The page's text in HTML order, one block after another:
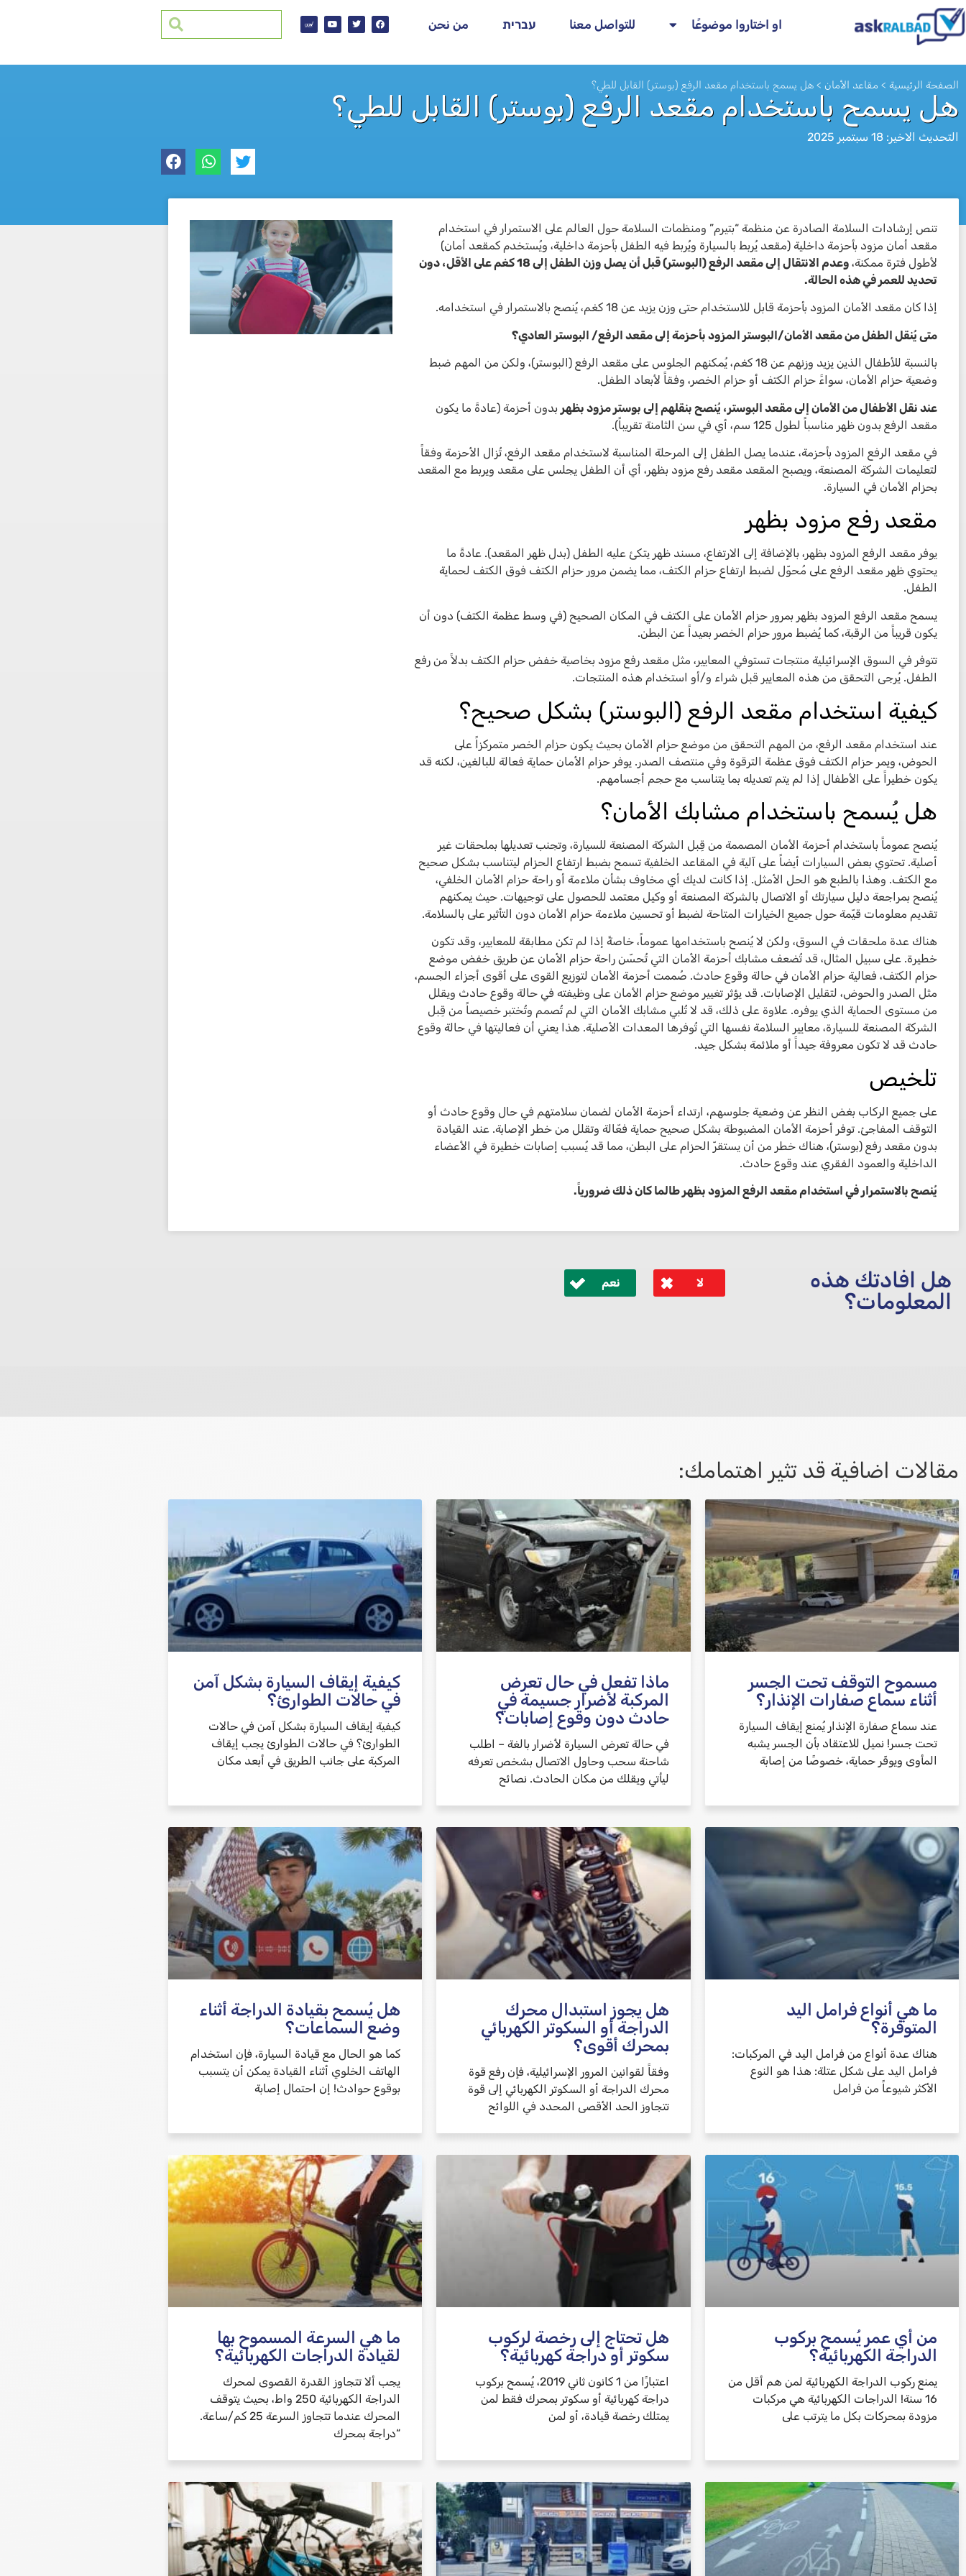
او اختاروا موضوعًا للتواصل معنا עברית من نحن
الصفحة الرئيسية > مقاعد الأمان > هل يسمح باستخدام مقعد الرفع (بوستر) القابل للطي؟
هل يسمح باستخدام مقعد الرفع (بوستر) القابل للطي؟
التحديث الاخير: 18 سبتمبر 2025
לא
تنص إرشادات السلامة الصادرة عن منظمة “بتيرم” ومنظمات السلامة حول العالم على الاستمرار في استخدام
مقعد أمان مزود بأحزمة داخلية (مقعد يُربط بالسيارة ويُربط فيه الطفل بأحزمة داخلية، ويُستخدم كمقعد أمان)
لأطول فترة ممكنة،
وعدم الانتقال إلى مقعد الرفع (البوستر) قبل أن يصل وزن الطفل إلى 18 كغم على الأقل، دون
تحديد للعمر في هذه الحالة.
إذا كان مقعد الأمان المزود بأحزمة قابل للاستخدام حتى وزن يزيد عن 18 كغم، يُنصح بالاستمرار في استخدامه.
متى يُنقل الطفل من مقعد الأمان/البوستر المزود بأحزمة إلى مقعد الرفع/ البوستر العادي؟
بالنسبة للأطفال الذين يزيد وزنهم عن 18 كغم، يُمكنهم الجلوس على مقعد الرفع (البوستر)، ولكن من المهم ضبط
وضعية حزام الأمان، سواءً حزام الكتف أو حزام الخصر، وفقاً لأبعاد الطفل.
عند نقل الأطفال من الأمان إلى مقعد البوستر، يُنصح بنقلهم إلى بوستر مزود بظهر بدون أحزمة (عادةً ما يكون
مقعد الرفع بدون ظهر مناسباً لطول 125 سم، أي في سن الثامنة تقريباً).
في مقعد الرفع المزود بأحزمة، عندما يصل الطفل إلى المرحلة المناسبة لاستخدام مقعد الرفع، تُزال الأحزمة وفقاً
لتعليمات الشركة المصنعة، ويصبح المقعد مقعد رفع مزود بظهر، أي أن الطفل يجلس على مقعد ويربط مع المقعد
بحزام الأمان في السيارة.
مقعد رفع مزود بظهر
يوفر مقعد الرفع المزود بظهر، بالإضافة إلى الارتفاع، مسند ظهر يتكئ عليه الطفل (بدل ظهر المقعد). عادةً ما
يحتوي ظهر مقعد الرفع على مُحوّل لضبط ارتفاع حزام الكتف، مما يضمن مرور حزام الكتف فوق الكتف لحماية
الطفل.
يسمح مقعد الرفع المزود بظهر بمرور حزام الأمان على الكتف في المكان الصحيح (في وسط عظمة الكتف) دون أن
يكون قريباً من الرقبة، كما يُضبط مرور حزام الخصر بعيداً عن البطن.
تتوفر في السوق الإسرائيلية منتجات تستوفي المعايير، مثل مقعد رفع مزود بخاصية خفض حزام الكتف بدلاً من رفع
الطفل. يُرجى التحقق من هذه المعايير قبل شراء و/أو استخدام هذه المنتجات.
كيفية استخدام مقعد الرفع (البوستر) بشكل صحيح؟
عند استخدام مقعد الرفع، من المهم التحقق من موضع حزام الأمان بحيث يكون حزام الخصر متمركزاً على
الحوض، ويمر حزام الكتف فوق عظمة الترقوة وفي منتصف الصدر. يوفر حزام الأمان حماية فعالة للبالغين، لكنه قد
يكون خطيراً على الأطفال إذا لم يتم تعديله بما يتناسب مع حجم أجسامهم.
هل يُسمح باستخدام مشابك الأمان؟
يُنصح عموماً باستخدام أحزمة الأمان المصممة من قِبل الشركة المصنعة للسيارة، وتجنب تعديلها بملحقات غير
أصلية. تحتوي بعض السيارات أيضاً على آلية في المقاعد الخلفية تسمح بضبط ارتفاع الحزام ليتناسب بشكل صحيح
مع الكتف. وهذا بالطبع هو الحل الأمثل. إذا كانت لديك أي مخاوف بشأن ملاءمة أو راحة حزام الأمان الخلفي،
يُنصح بمراجعة دليل سيارتك أو الاتصال بالشركة المصنعة أو وكيل معتمد للحصول على توجيهات. حيث يمكنهم
تقديم معلومات قيّمة حول جميع الخيارات المتاحة لضبط أو تحسين ملاءمة حزام الأمان دون التأثير على بالسلامة.
هناك عدة ملحقات في السوق، ولكن لا يُنصح باستخدامها عموماً، خاصةً إذا لم تكن مطابقة للمعايير، وقد تكون
خطيرة. على سبيل المثال، قد تُضعف مشابك أحزمة الأمان التي تُحسّن راحة حزام الأمان عن طريق خفض موضع
حزام الكتف، فعالية حزام الأمان في حالة وقوع حادث. صُممت أحزمة الأمان لتوزيع القوى على أقوى أجزاء الجسم،
مثل الصدر والحوض، لتقليل الإصابات. قد يؤثر تغيير موضع حزام الأمان على وظيفته في حالة وقوع حادث ويقلل
من مستوى الحماية الذي يوفره. علاوة على ذلك، قد لا تُلبي مشابك الأمان التي لم تُصمم وتُختبر خصيصاً من قِبل
الشركة المصنعة للسيارة، معايير السلامة نفسها التي تُوفرها المعدات الأصلية. هذا يعني أن فعاليتها في حالة وقوع
حادث قد لا تكون معروفة جيداً أو ملائمة بشكل جيد.
تلخيص
على جميع الركاب بغض النظر عن وضعية جلوسهم، ارتداء أحزمة الأمان لضمان سلامتهم في حال وقوع حادث أو
التوقف المفاجئ. توفر أحزمة الأمان المضبوطة بشكل صحيح حماية فعّالة وتقلل من خطر الإصابة. عند القيادة
بدون مقعد رفع (بوستر)، هناك خطر من أن يستقرّ الحزام على البطن، مما قد يُسبب إصابات خطيرة في الأعضاء
الداخلية والعمود الفقري عند وقوع حادث.
يُنصح بالاستمرار في استخدام مقعد الرفع المزود بظهر طالما كان ذلك ضرورياً.
هل افادتك هذه
المعلومات؟
لا نعم
אני מאשר/ת קבלת דיוור במייל ושימוש בפרטים
בהתאםלמדיניות הפרטיות
שלח משוב
مقالات اضافية قد تثير اهتمامك:
مسموح التوقف تحت الجسر
أثناء سماع صفارات الإنذار؟
عند سماع صفارة الإنذار يُمنع إيقاف السيارة
تحت جسر! نميل للاعتقاد بأن الجسر يشبه
المأوى ويوفّر حماية، خصوصًا من إصابة
ماذا تفعل في حال تعرض
المركبة لأضرار جسيمة في
حادث دون وقوع إصابات؟
في حالة تعرض السيارة لأضرار بالغة – اطلب
شاحنة سحب وحاول الاتصال بشخص تعرفه
ليأتي ويقلك من مكان الحادث. نصائح
كيفية إيقاف السيارة بشكل آمن
في حالات الطوارئ؟
كيفية إيقاف السيارة بشكل آمن في حالات
الطوارئ؟ في حالات الطوارئ يجب إيقاف
المركبة على جانب الطريق في أبعد مكان
ما هي أنواع فرامل اليد
المتوفرة؟
هناك عدة أنواع من فرامل اليد في المركبات:
فرامل اليد على شكل عتلة: هذا هو النوع
الأكثر شيوعاً من فرامل
هل يجوز استبدال محرك
الدراجة أو السكوتر الكهربائي
بمحرك أقوى؟
وفقاً لقوانين المرور الإسرائيلية، فإن رفع قوة
محرك الدراجة أو السكوتر الكهربائي إلى قوة
تتجاوز الحد الأقصى المحدد في اللوائح
هل يُسمح بقيادة الدراجة أثناء
وضع السماعات؟
كما هو الحال مع قيادة السيارة، فإن استخدام
الهاتف الخلوي أثناء القيادة يمكن أن يتسبب
بوقوع حوادث! إن احتمال إصابة
من أي عمر يُسمح بركوب
الدراجة الكهربائية؟
يمنع ركوب الدراجة الكهربائية لمن هم أقل من
16 سنة! الدراجات الكهربائية هي مركبات
مزودة بمحركات بكل ما يترتب على
هل تحتاج إلى رخصة لركوب
سكوتر أو دراجة كهربائية؟
اعتبارًا من 1 كانون ثاني 2019، يُسمح بركوب
دراجة كهربائية أو سكوتر بمحرك فقط لمن
يمتلك رخصة قيادة، أو لمن
ما هي السرعة المسموح بها
لقيادة الدراجات الكهربائية؟
يجب ألا تتجاوز القدرة القصوى لمحرك
الدراجة الكهربائية 250 واط، بحيث يتوقف
المحرك عندما تتجاوز السرعة 25 كم/ساعة.
“دراجة بمحرك